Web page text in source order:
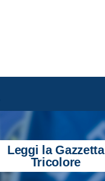
Leggi la Gazzetta
Tricolore